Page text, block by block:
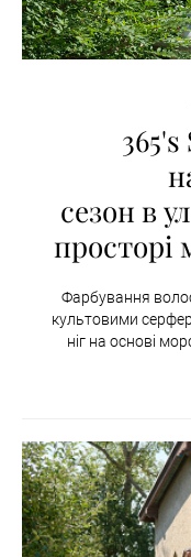
сезон в
просторі
Фарбування
культовими
ніг на основі